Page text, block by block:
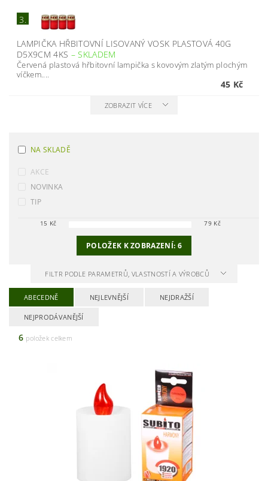
3.
LAMPIČKA HŘBITOVNÍ LISOVANÝ VOSK PLASTOVÁ 40G
D5X9CM 4KS – SKLADEM
Červená plastová hřbitovní lampička s kovovým zlatým plochým
víčkem....
45 Kč
ZOBRAZIT VÍCE
NA SKLADĚ
AKCE
NOVINKA
TIP
15 Kč 79Kč
POLOŽEK K ZOBRAZENÍ: 6
FILTR PODLE PARAMETRŮ, VLASTNOSTÍ A VÝROBCŮ
ABECEDNĚ NEJLEVNĚJŠÍ NEJDRAŽŠÍ
NEJPRODÁVANĚJŠÍ
6 položek celkem